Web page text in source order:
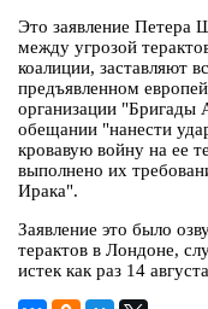
Это заявление Петера
между угрозой
коалиции, заставляют
предъявленном
организации
обещании "нанести
кровавую войну на ее
выполнено их
Ирака".
Заявление это было
терактов в Лондоне,
истек как раз 14